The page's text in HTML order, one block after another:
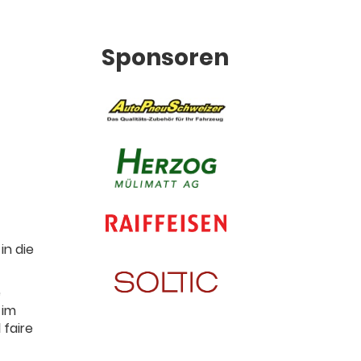
die
faire
Sponsoren